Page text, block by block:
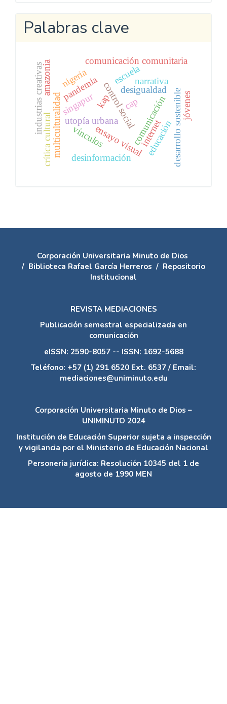
Palabras clave
ensayo visual
singapur control social
multiculturalidad utopía urbana
crítica cultural
industrias creativas comunicacióndesarrollo sostenible
vínculos
desigualdad
pandemia
desinformación
escuela
internet
narrativa
educación
jóvenes
amazonia comunicación comunitaria
cap
kap
nigeria
Corporación Universitaria Minuto de Dios
/ Biblioteca Rafael García Herreros / Repositorio
Institucional
REVISTA MEDIACIONES
Publicación semestral especializada en
comunicación
eISSN: 2590-8057 -- ISSN: 1692-5688
Teléfono: +57 (1) 291 6520 Ext. 6537 / Email:
mediaciones@uniminuto.edu
Corporación Universitaria Minuto de Dios –
UNIMINUTO 2024
Institución de Educación Superior sujeta a inspección
y vigilancia por el Ministerio de Educación Nacional
Personería jurídica: Resolución 10345 del 1 de
agosto de 1990 MEN